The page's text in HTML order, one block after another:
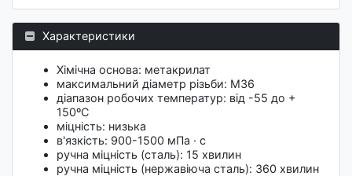
Характеристики
Хімічна основа: метакрилат
максимальний діаметр різьби: М36
діапазон робочих температур: від -55 до +
150ºС
міцність: низька
в'язкість: 900-1500 мПа · с
ручна міцність (сталь): 15 хвилин
ручна міцність (нержавіюча сталь): 360 хвилин